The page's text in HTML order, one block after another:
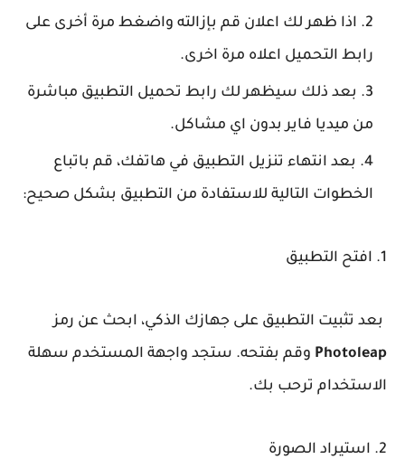
اذا ظهر لك اعلان قم بإزالته واضغط مرة أخرى على
رابط التحميل اعلاه مرة اخرى.
بعد ذلك سيظهر لك رابط تحميل التطبيق مباشرة
من ميديا فاير بدون اي مشاكل.
بعد انتهاء تنزيل التطبيق في هاتفك، قم باتباع
الخطوات التالية للاستفادة من التطبيق بشكل صحيح:
1. افتح التطبيق
بعد تثبيت التطبيق على جهازك الذكي، ابحث عن رمز
Photoleap وقم بفتحه. ستجد واجهة المستخدم سهلة
الاستخدام ترحب بك.
2. استيراد الصورة